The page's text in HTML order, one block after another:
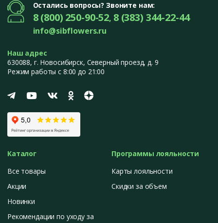
Остались вопросы? Звоните нам:
8 (800) 250-90-52, 8 (383) 344-22-44
info@sibflowers.ru
Наш адрес
630088, г. Новосибирск, Северный проезд, д. 9
Режим работы с 8:00 до 21:00
Каталог
Все товары
Акции
Новинки
Рекомендации по уходу за
Программы лояльности
Карты лояльности
Скидки за объем